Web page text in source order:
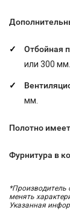
Отбойная
или 300 мм.
мм.
Полотно
Фурнитура в
*Производитель
менять
Указанная